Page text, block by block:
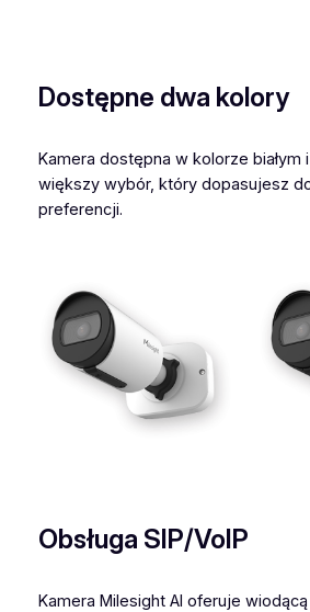
Dostępne dwa kolory
Kamera dostępna w kolorze białym
większy wybór, który dopasujesz
preferencji.
Obsługa SIP/VoIP
Kamera Milesight AI oferuje